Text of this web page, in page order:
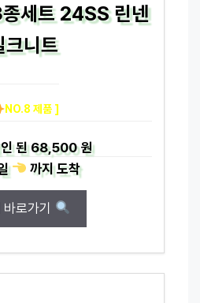
세트 24SS 린넨
크니트
NO.8 제품 ]
된68,500 원
까지도착
바로가기